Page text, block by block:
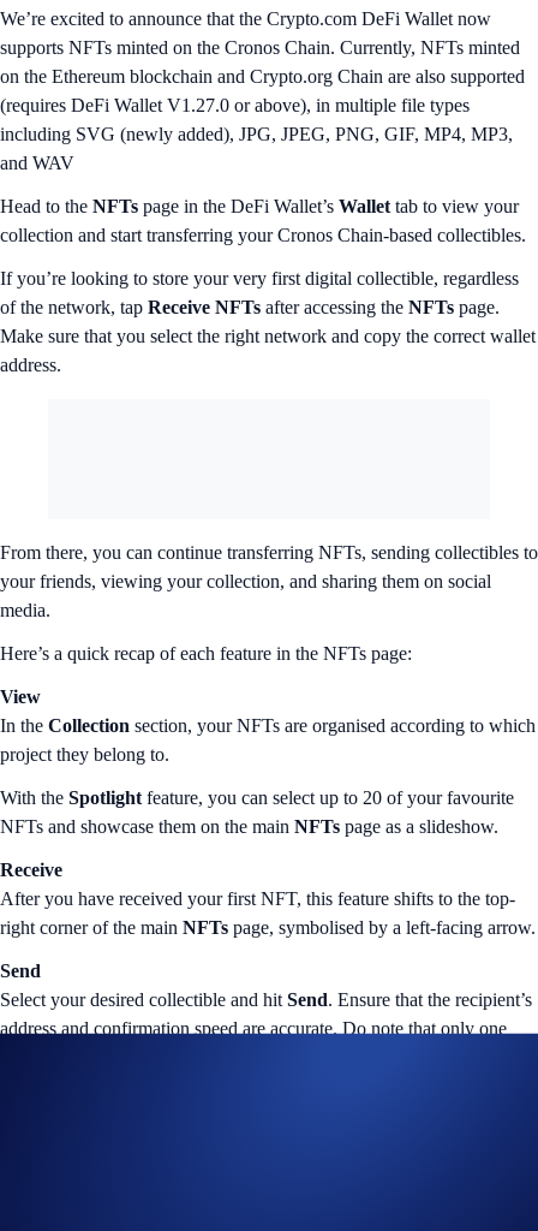
We’re excited to announce that the Crypto.com DeFi Wallet now
supports NFTs minted on the Cronos Chain. Currently, NFTs minted
on the Ethereum blockchain and Crypto.org Chain are also supported
(requires DeFi Wallet V1.27.0 or above), in multiple file types
including SVG (newly added), JPG, JPEG, PNG, GIF, MP4, MP3,
and WAV
Head to the NFTs page in the DeFi Wallet’s Wallet tab to view your
collection and start transferring your Cronos Chain-based collectibles.
If you’re looking to store your very first digital collectible, regardless
of the network, tap Receive NFTs after accessing the NFTs page.
Make sure that you select the right network and copy the correct wallet
address.
From there, you can continue transferring NFTs, sending collectibles to
your friends, viewing your collection, and sharing them on social
media.
Here’s a quick recap of each feature in the NFTs page:
View
In the Collection section, your NFTs are organised according to which
project they belong to.
With the Spotlight feature, you can select up to 20 of your favourite
NFTs and showcase them on the main NFTs page as a slideshow.
Receive
After you have received your first NFT, this feature shifts to the top-
right corner of the main NFTs page, symbolised by a left-facing arrow.
Send
Select your desired collectible and hit Send. Ensure that the recipient’s
address and confirmation speed are accurate. Do note that only one